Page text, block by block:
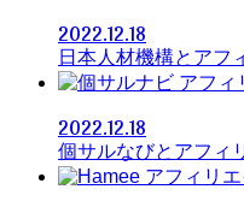
2022.12.18
日本人材機構とアフ
アフィ
2022.12.18
個サルなびとアフィ
アフィリエ